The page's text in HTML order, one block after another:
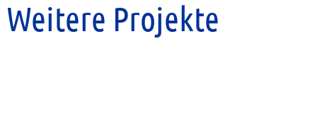
Weitere Projekte